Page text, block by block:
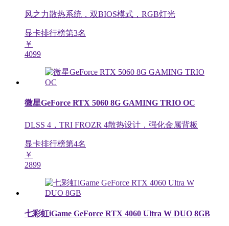
风之力散热系统，双BIOS模式，RGB灯光
显卡排行榜第3名
￥
4099
微星GeForce RTX 5060 8G GAMING TRIO OC
DLSS 4，TRI FROZR 4散热设计，强化金属背板
显卡排行榜第4名
￥
2899
七彩虹iGame GeForce RTX 4060 Ultra W DUO 8GB